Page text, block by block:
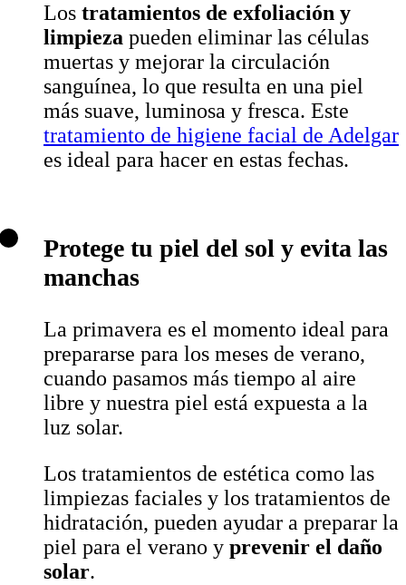
Los tratamientos de exfoliación y
limpieza pueden eliminar las células
muertas y mejorar la circulación
sanguínea, lo que resulta en una piel
más suave, luminosa y fresca. Este
tratamiento de higiene facial de Adelgar
es ideal para hacer en estas fechas.
Protege tu piel del sol y evita las
manchas
La primavera es el momento ideal para
prepararse para los meses de verano,
cuando pasamos más tiempo al aire
libre y nuestra piel está expuesta a la
luz solar.
Los tratamientos de estética como las
limpiezas faciales y los tratamientos de
hidratación, pueden ayudar a preparar la
piel para el verano y prevenir el daño
solar.